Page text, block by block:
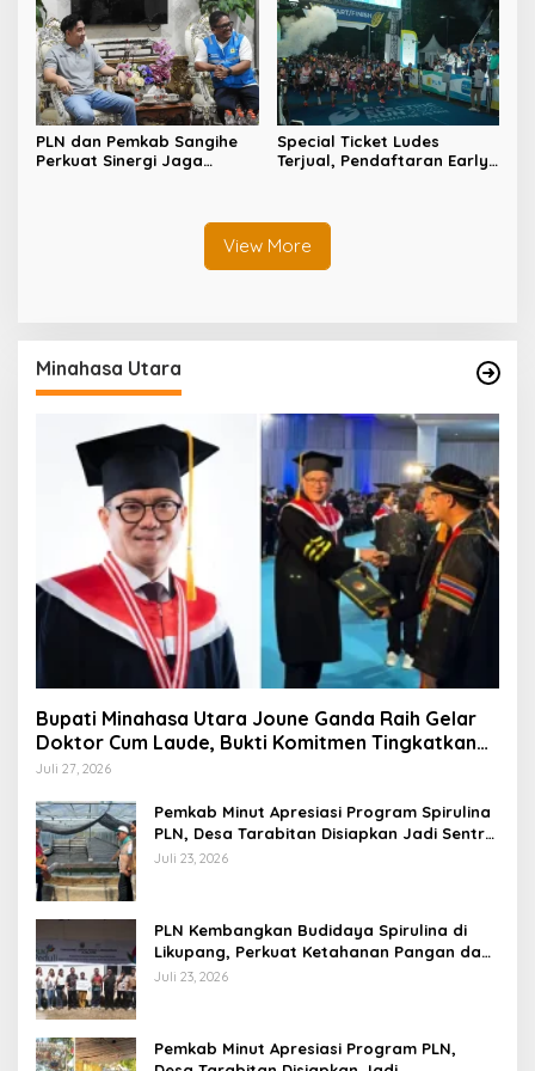
Jadi Kunci
PLN dan Pemkab Sangihe
Perkuat Sinergi Jaga
Special Ticket Ludes
Terjual, Pendaftaran Early
View More
Minahasa Utara
Bupati Minahasa Utara Joune Ganda Raih Gelar
Doktor Cum Laude, Bukti Komitmen Tingkatkan
Kualitas Kepemimpinan
Juli 27, 2026
Pemkab Minut Apresiasi Program Spirulina
PLN, Desa Tarabitan Disiapkan Jadi Sentra
Pangan Berbasis Energi Bersih
Juli 23, 2026
PLN Kembangkan Budidaya Spirulina di
Likupang, Perkuat Ketahanan Pangan dan
Ekonomi Masyarakat
Juli 23, 2026
Pemkab Minut Apresiasi Program PLN,